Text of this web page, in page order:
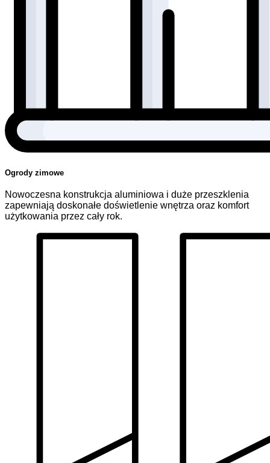
Ogrody zimowe
Nowoczesna konstrukcja aluminiowa i duże przeszklenia
zapewniają doskonałe doświetlenie wnętrza oraz komfort
użytkowania przez cały rok.